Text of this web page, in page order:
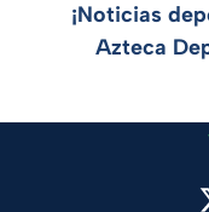
¡Noticias
Azteca